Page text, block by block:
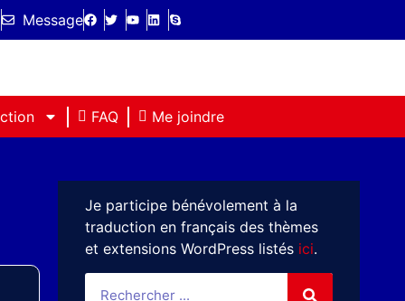
Message
FAQ Me joindre
Je participe bénévolement à la
traduction en français des thèmes
et extensions WordPress listés ici.